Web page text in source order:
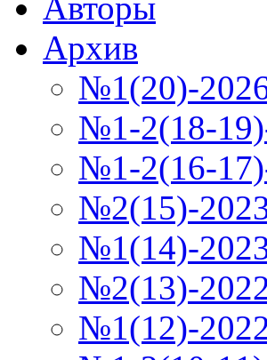
Авторы
Архив
№1(20)-
№1-2(18-
№1-2(16-
№2(15)-
№1(14)-
№2(13)-
№1(12)-